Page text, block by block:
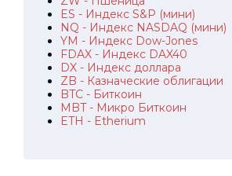
ES - Индекс S&P (мини)
NQ - Индекс NASDAQ (мини)
YM - Индекс Dow-Jones
FDAX - Индекс DAX40
DX - Индекс доллара
ZB - Казначеские облигации
BTC - Биткоин
MBT - Микро Биткоин
ETH - Etherium